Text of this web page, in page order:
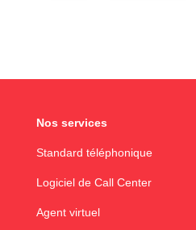
Nos services
Standard téléphonique
Logiciel de Call Center
Agent virtuel